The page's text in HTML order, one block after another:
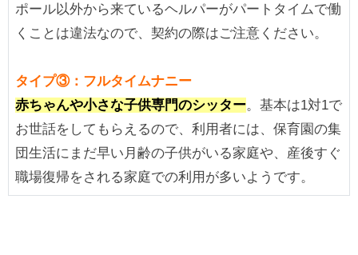
ポール以外から来ているヘルパーがパートタイムで働
くことは違法なので、契約の際はご注意ください。
タイプ③：フルタイムナニー
赤ちゃんや小さな子供専門のシッター。基本は1対1で
お世話をしてもらえるので、利用者には、保育園の集
団生活にまだ早い月齢の子供がいる家庭や、産後すぐ
職場復帰をされる家庭での利用が多いようです。